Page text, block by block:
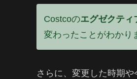
Costcoのエグゼクティ
変わったことがわかり
さらに、変更した時期